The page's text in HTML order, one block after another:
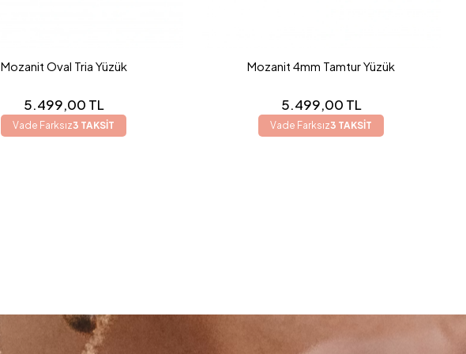
Mozanit Oval Tria Yüzük
5.499,00 TL
Vade Farksız3 TAKSİT
Mozanit 4mm Tamtur Yüzük
5.499,00 TL
Vade Farksız3 TAKSİT